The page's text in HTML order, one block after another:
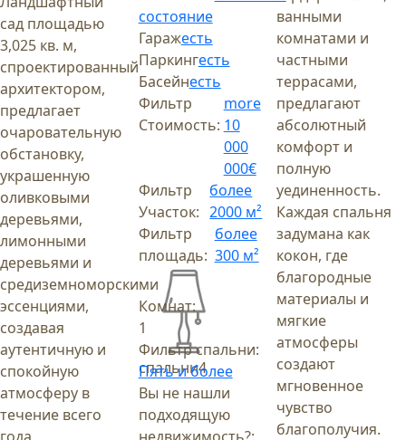
сад площадью
3,025 кв. м,
спроектированный
архитектором,
предлагает
очаровательную
обстановку,
украшенную
оливковыми
деревьями,
лимонными
деревьями и
средиземноморскими
эссенциями,
создавая
аутентичную и
спокойную
атмосферу в
течение всего
состояние
Гаражесть
Паркингесть
Басейнесть
Фильтр
Стоимость:
more
10
000
000€
Фильтр
Участок:
более
2000 м²
Фильтр
площадь:
более
300 м²
спальни4
Комнат:
1
Фильтр спальни:
Пять и более
Вы не нашли
подходящую
ванными
комнатами и
частными
террасами,
предлагают
абсолютный
комфорт и
полную
уединенность.
Каждая спальня
задумана как
кокон, где
благородные
материалы и
мягкие
атмосферы
создают
мгновенное
чувство
благополучия.